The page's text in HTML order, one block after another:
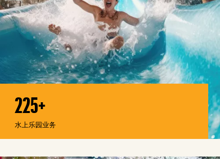
225+
水上乐园业务